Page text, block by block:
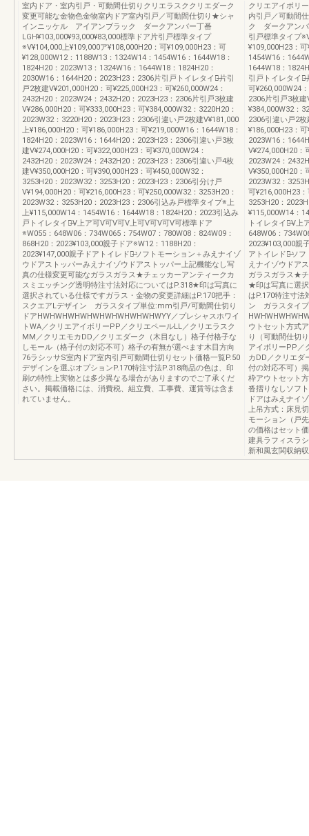
室内ドア・室内引戸・可動間仕切りクリエラスククリエダーク
変更可能な金物色金物室内ドア室内引戸／可動間仕切り★シャ
インニッケル アイアンブラック ダークアンバー丁番
LGH¥103,000¥93,000¥83,000標準ドア片引戸標準タイプ
※V¥104,000上¥109,000ア¥108,000H20：可¥109,000H23：可
¥128,000W12：1188W13：1324W14：1454W16：1644W18：
1824H20：2023W13：1324W16：1644W18：1824H20：
2030W16：1644H20：2023H23：2306片引戸トイレタイプ̶̶片引
戸2枚建V¥201,000H20：可¥225,000H23：可¥260,000W24：
2432H20：2023W24：2432H20：2023H23：2306片引戸3枚建
V¥286,000H20：可¥333,000H23：可¥384,000W32：3220H20：
2023W32：3220H20：2023H23：2306引違い戸2枚建V¥181,000
上¥186,000H20：可¥186,000H23：可¥219,000W16：1644W18：
1824H20：2023W16：1644H20：2023H23：2306引違い戸3枚
建V¥274,000H20：可¥322,000H23：可¥370,000W24：
2432H20：2023W24：2432H20：2023H23：2306引違い戸4枚
建V¥350,000H20：可¥390,000H23：可¥450,000W32：
3253H20：2023W32：3253H20：2023H23：2306引分け戸
V¥194,000H20：可¥216,000H23：可¥250,000W32：3253H20：
2023W32：3253H20：2023H23：2306引込み戸標準タイプ※上
上¥115,000W14：1454W16：1644W18：1824H20：2023引込み
戸トイレタイプ̶̶V上ア可V可V可V上可V可V可V可標準ドア
※W055：648W06：734W065：754W07：780W08：824W09：
868H20：2023¥103,000親子ドア※W12：1188H20：
2023¥147,000親子ドアトイレドア̶̶ソフトモーション＋みえナイゾ
ウドアストッパーみえナイゾウドアストッパー上記機能なし写
真の仕様変更可能なガラスガラス★チェッカーアンティークカ
スミエッチング透明特注寸法対応についてはP.318★印は写真に
選択されている仕様ですガラス・金物の変更詳細はP.170把手：
スクエアLデザイン ガラスタイプ単位:mm引戸/可動間仕切り
ドアHWHWHWHWHWHWHWHWHWHWYY／プレシャスホワイ
トWA／クリエアイボリーPP／クリエペールLL／クリエラスク
MM／クリエモカDD／クリエダーク（木目なし）格子付格子な
しモール（格子付の対応不可）格子の有無が選べます木目方向
76ラシッサS室内ドア室内引戸可動間仕切りセット価格一覧P.50
デザインを選ぶオプションP.170特注寸法P.318商品の色は、印
刷の特性上実物とは多少異なる場合がありますのでご了承くだ
さい。掲載価格には、消費税、組立費、工事費、運賃等は含ま
れていません。
クリエアイボリ
内引戸／可動間
ク ダークアンバ
引戸標準タイプ
¥109,000H23：
1454W16：
1644W18：
引戸トイレタイ
可¥260,000W24
2306片引戸3枚
¥384,000W32：
2306引違い戸2
¥186,000H23：
2023W16：
V¥274,000H20：
2023W24：
V¥350,000H20：
2023W32：
可¥216,000H23
3253H20：
¥115,000W14：
トイレタイプ̶̶V
648W06：
2023¥103,000親
アトイレドア̶̶ソ
えナイゾウドア
ガラスガラス★
★印は写真に選
はP.170特注寸法
ン ガラスタイ
ウトセット方式
り（可動間仕切
アイボリーPP／
カDD／クリエダ
付の対応不可）
枠アウトセット
沓摺りなしソフ
ドアはみえナイ
上吊方式：床見
モーション（戸
の価格はセット
建具ラフィスラ
新和風玄関収納